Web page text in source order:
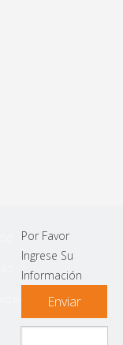
Por Favor
Ingrese Su
Información
Enviar